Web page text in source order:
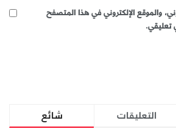
والموقع الإلكتروني في هذا المتصفح
تعليقي.
شائع التعليقات